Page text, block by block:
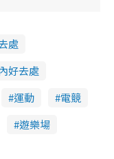
處
好去處
運動
電競
遊樂場